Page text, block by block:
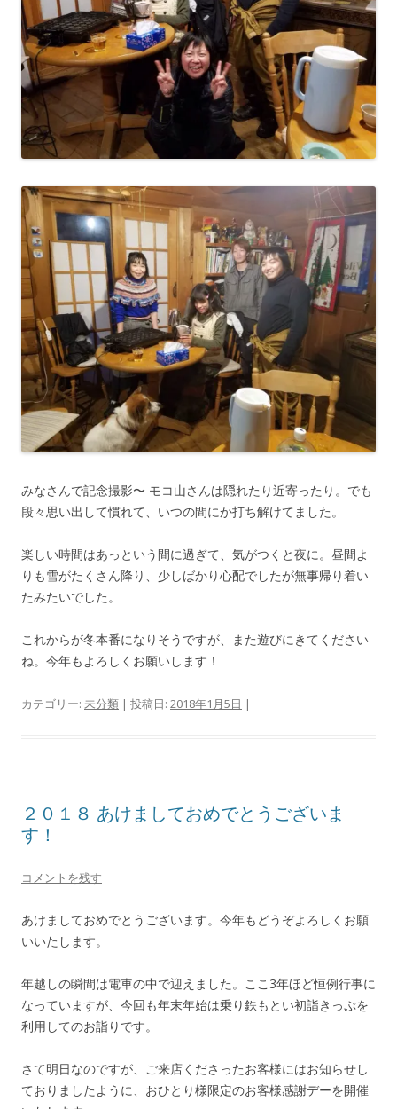
みなさんで記念撮影〜 モコ山さんは隠れたり近寄ったり。でも
段々思い出して慣れて、いつの間にか打ち解けてました。
楽しい時間はあっという間に過ぎて、気がつくと夜に。昼間よ
りも雪がたくさん降り、少しばかり心配でしたが無事帰り着い
たみたいでした。
これからが冬本番になりそうですが、また遊びにきてください
ね。今年もよろしくお願いします！
カテゴリー: 未分類 | 投稿日: 2018年1月5日 |
２０１８ あけましておめでとうございま
す！
コメントを残す
あけましておめでとうございます。今年もどうぞよろしくお願
いいたします。
年越しの瞬間は電車の中で迎えました。ここ3年ほど恒例行事に
なっていますが、今回も年末年始は乗り鉄もとい初詣きっぷを
利用してのお詣りです。
さて明日なのですが、ご来店くださったお客様にはお知らせし
ておりましたように、おひとり様限定のお客様感謝デーを開催